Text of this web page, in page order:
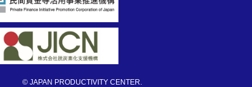
© JAPAN PRODUCTIVITY CENTER.